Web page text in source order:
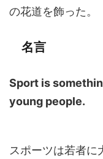
の花道を飾った。
名言
Sport is
young people.
スポーツは若者に